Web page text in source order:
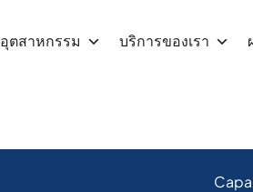
อุตสาหกรรม บริการของเรา